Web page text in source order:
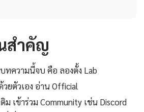
สำคัญ
ทความนี้จบ คือ ลองตั้ง Lab
ยตัวเอง อ่าน Official
ม เข้าร่วม Community เช่น Discord